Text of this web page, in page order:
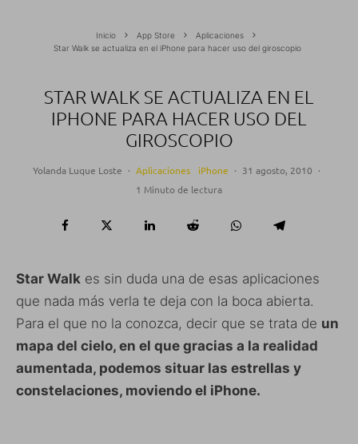
Inicio App Store
Aplicaciones
Star Walk se actualiza en el iPhone para hacer uso del giroscopio
STAR WALK SE ACTUALIZA EN EL
IPHONE PARA HACER USO DEL
GIROSCOPIO
Yolanda Luque Loste · Aplicaciones iPhone · 31 agosto, 2010 ·
1 Minuto de lectura
Star Walk es sin duda una de esas aplicaciones
que nada más verla te deja con la boca abierta.
Para el que no la conozca, decir que se trata de un
mapa del cielo, en el que gracias a la realidad
aumentada, podemos situar las estrellas y
constelaciones, moviendo el iPhone.